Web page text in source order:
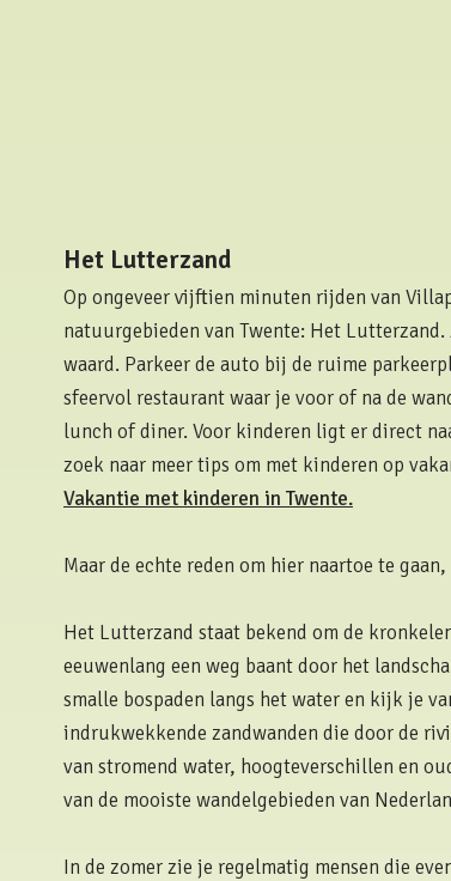
Het Lutterzand
Op ongeveer vijftien minuten rijden van
natuurgebieden van Twente: Het
waard. Parkeer de auto bij de ruime
sfeervol restaurant waar je voor of na de
lunch of diner. Voor kinderen ligt er direct
zoek naar meer tips om met kinderen op
Vakantie met kinderen in Twente.
Maar de echte reden om hier naartoe te
Het Lutterzand staat bekend om de
eeuwenlang een weg baant door het
smalle bospaden langs het water en kijk je
indrukwekkende zandwanden die door de
van stromend water, hoogteverschillen en
van de mooiste wandelgebieden van
In de zomer zie je regelmatig mensen die